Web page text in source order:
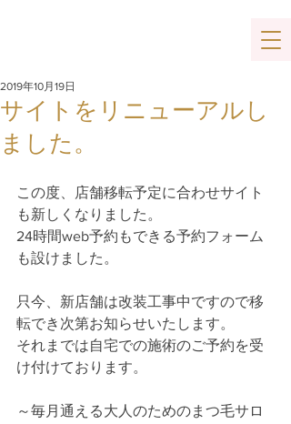
サイトをリニューアルし
ました。
2019年10月19日
この度、店舗移転予定に合わせサイト
も新しくなりました。
24時間web予約もできる予約フォーム
も設けました。
只今、新店舗は改装工事中ですので移
転でき次第お知らせいたします。
それまでは自宅での施術のご予約を受
け付けております。
～毎月通える大人のためのまつ毛サロ